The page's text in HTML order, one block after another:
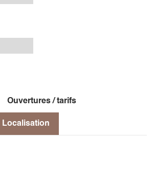
Ouvertures / tarifs
Localisation